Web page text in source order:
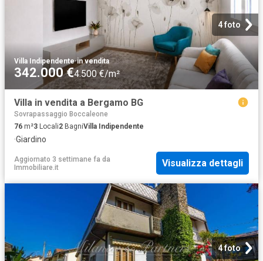
4 foto
Villa Indipendente·in vendita
342.000 €4.500 €/m²
Villa in vendita a Bergamo BG
Sovrapassaggio Boccaleone
76 m²3 Locali2 BagniVilla Indipendente
·Giardino
Aggiornato 3 settimane fa da
Immobiliare.it
Visualizza dettagli
4 foto